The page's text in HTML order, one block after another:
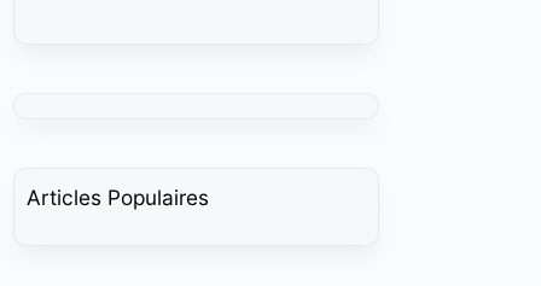
Articles Populaires